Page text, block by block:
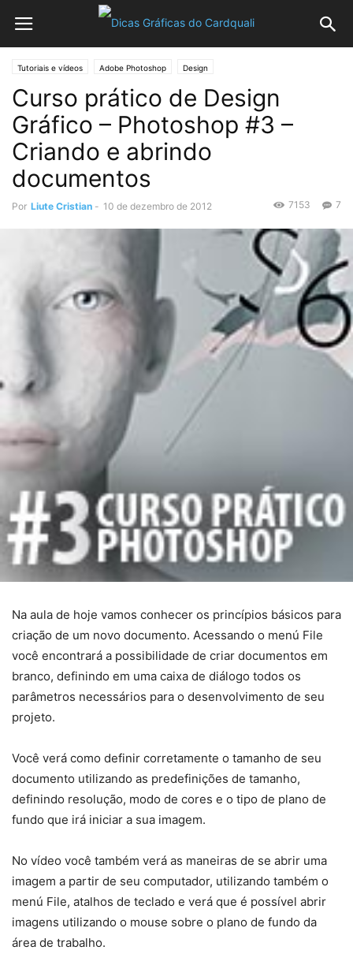
Tutoriais e vídeos Adobe Photoshop Design
Curso prático de Design
Gráfico – Photoshop #3 –
Criando e abrindo
documentos
Por Liute Cristian - 10 de dezembro de 2012 7
7153
Na aula de hoje vamos conhecer os princípios básicos para
criação de um novo documento. Acessando o menú File
você encontrará a possibilidade de criar documentos em
branco, definindo em uma caixa de diálogo todos os
parâmetros necessários para o desenvolvimento de seu
projeto.
Você verá como definir corretamente o tamanho de seu
documento utilizando as predefinições de tamanho,
definindo resolução, modo de cores e o tipo de plano de
fundo que irá iniciar a sua imagem.
No vídeo você também verá as maneiras de se abrir uma
imagem a partir de seu computador, utilizando também o
menú File, atalhos de teclado e verá que é possível abrir
imagens utilizando o mouse sobre o plano de fundo da
área de trabalho.